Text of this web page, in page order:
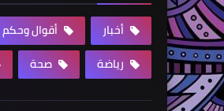
أخبار أقوال وحكم
رياضة
صحة